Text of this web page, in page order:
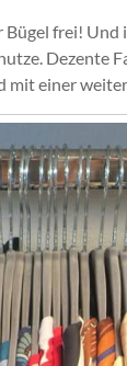
frei! Und
Dezente
mit einer